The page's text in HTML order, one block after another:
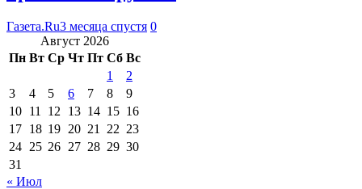
Газета.Ru3 месяца спустя 0
Август 2026
Пн Вт Ср Чт Пт Сб Вс
1
2
3
4 5 6 7 8
9
10 11 12 13 14 15 16
17 18 19 20 21 22 23
24 25 26 27 28 29 30
31
« Июл